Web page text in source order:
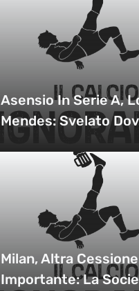
Asensio In Serie A,
Mendes: Svelato
Milan, Altra Cessione
Importante: La